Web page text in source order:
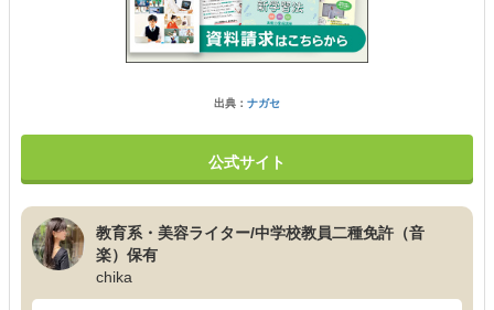
出典： ナガセ
公式サイト
教育系・美容ライター/中学校教員二種免許（音
楽）保有
chika